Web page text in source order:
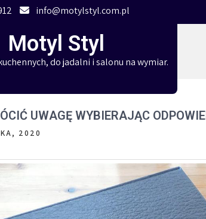
info@motylstyl.com.pl
Motyl Styl
do jadalni i salonu na wymiar.
UWAGĘ WYBIERAJĄC
2020